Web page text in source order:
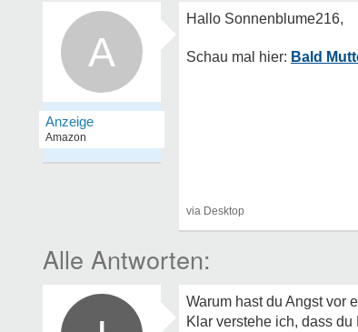
A Bald
Warum hast du Angst vor
Klar verstehe ich, dass